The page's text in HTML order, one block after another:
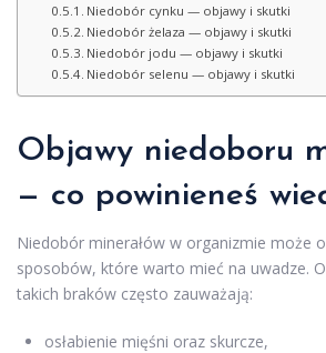
Niedobór cynku — objawy i skutki
Niedobór żelaza — objawy i skutki
Niedobór jodu — objawy i skutki
Niedobór selenu — objawy i skutki
Objawy niedoboru
— co powinieneś
Niedobór minerałów w organizmie może
sposobów, które warto mieć na uwadze.
takich braków często zauważają:
osłabienie mięśni oraz skurcze,